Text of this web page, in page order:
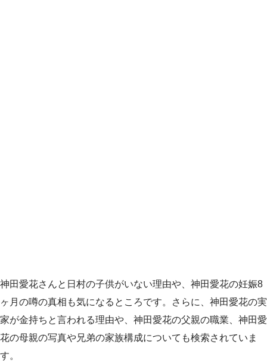
神田愛花さんと日村の子供がいない理由や、神田愛花の妊娠8
ヶ月の噂の真相も気になるところです。さらに、神田愛花の実
家が金持ちと言われる理由や、神田愛花の父親の職業、神田愛
花の母親の写真や兄弟の家族構成についても検索されていま
す。